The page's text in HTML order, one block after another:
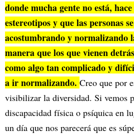
donde mucha gente no está,
estereotipos y que las personas
acostumbrando y normalizando
manera que los que vienen
como algo tan complicado y
a ir normalizando. Creo que por
visibilizar la diversidad. Si vemos
discapacidad física o psíquica en
un día que nos parecerá que es